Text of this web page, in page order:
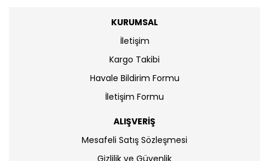
KURUMSAL
İletişim
Kargo Takibi
Havale Bildirim Formu
İletişim Formu
ALIŞVERİŞ
Mesafeli Satış Sözleşmesi
Gizlilik ve Güvenlik